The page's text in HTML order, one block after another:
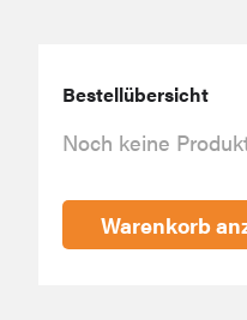
Bestellübersicht
Noch keine
Warenkorb